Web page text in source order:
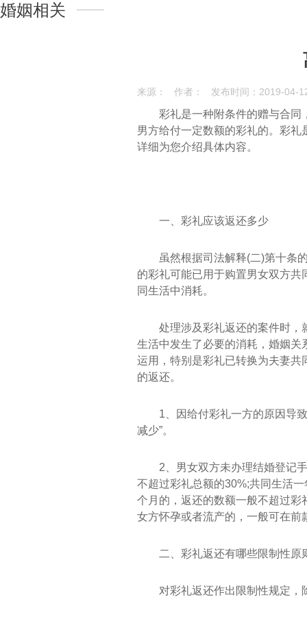
婚姻相关
来源： 作者： 发布时间：2019-04-
彩礼是一种附条件的赠与合同
男方给付一定数额的彩礼的。彩
详细为您介绍具体内容。
一、彩礼应该返还多少
虽然根据司法解释(二)第十条
的彩礼可能已用于购置男女双方
同生活中消耗。
处理涉及彩礼返还的案件时，
生活中发生了必要的消耗，婚姻
运用，特别是彩礼已转换为夫妻
的返还。
1、因给付彩礼一方的原因导
减少”。
2、男女双方未办理结婚登记
不超过彩礼总额的30%;共同生活
个月的，返还的数额一般不超过
女方怀孕或者流产的，一般可在前
二、彩礼返还有哪些限制性原
对彩礼返还作出限制性规定